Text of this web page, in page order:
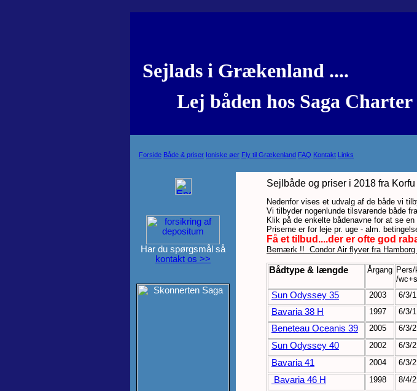
Sejlads i Grækenland ....
Lej båden hos Saga Charter
Forside Både & priser Ioniske øer Fly til Grækenland FAQ Kontakt Links
Har du spørgsmål så
kontakt os >>
Sejlbåde og priser i 2018 fra Korfu
Nedenfor vises et udvalg af de både vi
Vi tilbyder nogenlunde tilsvarende både
Klik på de enkelte bådenavne for at se
Priserne er for leje pr. uge - alm.
Få et tilbud....der er ofte god
Bemærk !! Condor Air flyver fra
Bådtype & længde Årgang
/
Sun Odyssey 35 2003 6/3/1
Bavaria 38 H 1997 6/3/1
Beneteau Oceanis 39 2005 6/3/2
Sun Odyssey 40 2002 6/3/2
Bavaria 41 2004 6/3/2
Bavaria 46 H 1998 8/4/2